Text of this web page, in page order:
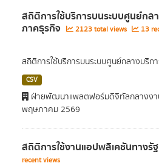
สถิติการใช้บริการบนระบบศูนย์กล
ภาคธุรกิจ 2123 total views 13
สถิติการใช้บริการบนระบบศูนย์กลางบริก
CSV
ฝ่ายพัฒนาแพลตฟอร์มดิจิทัลกลางงา
พฤษภาคม 2569
สถิติการใช้งานแอปพลิเคชันทางรัฐ
recent views